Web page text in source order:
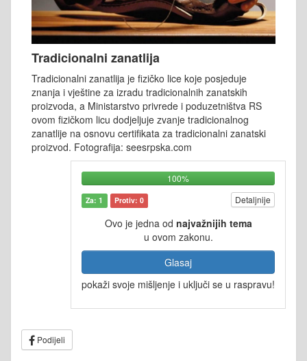
Tradicionalni zanatlija
Tradicionalni zanatlija je fizičko lice koje posjeduje
znanja i vještine za izradu tradicionalnih zanatskih
proizvoda, a Ministarstvo privrede i poduzetništva RS
ovom fizičkom licu dodjeljuje zvanje tradicionalnog
zanatlije na osnovu certifikata za tradicionalni zanatski
proizvod. Fotografija: seesrpska.com
100%
Za: 1 Protiv: 0 Detaljnije
Ovo je jedna od najvažnijih tema
u ovom zakonu.
Glasaj
pokaži svoje mišljenje i uključi se u raspravu!
Podijeli